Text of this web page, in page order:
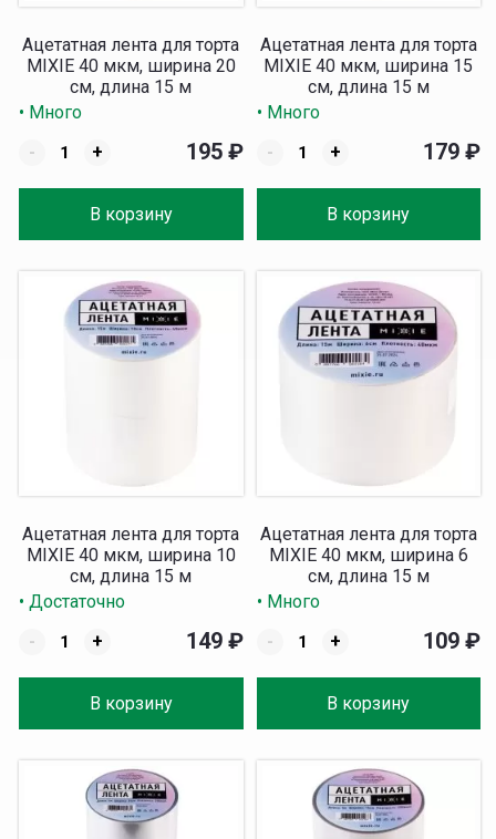
Ацетатная лента для торта
MIXIE 40 мкм, ширина 20
см, длина 15 м
• Много
-
+
В корзину
195 ₽
Ацетатная лента для торта
MIXIE 40 мкм, ширина 15
см, длина 15 м
• Много
-
+
В корзину
179 ₽
Ацетатная лента для торта
MIXIE 40 мкм, ширина 10
см, длина 15 м
• Достаточно
-
+
В корзину
149 ₽
Ацетатная лента для торта
MIXIE 40 мкм, ширина 6
см, длина 15 м
• Много
-
+
В корзину
109 ₽